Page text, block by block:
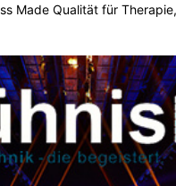
Made Qualität für